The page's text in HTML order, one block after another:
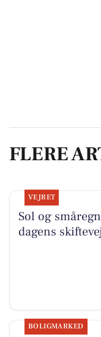
FLERE
VEJRET
Sol og
dagens
BOLIGMARKED